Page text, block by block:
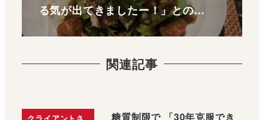
る気が出てきましたー！」との…
関連記事
糖質制限で 「30年克服でき